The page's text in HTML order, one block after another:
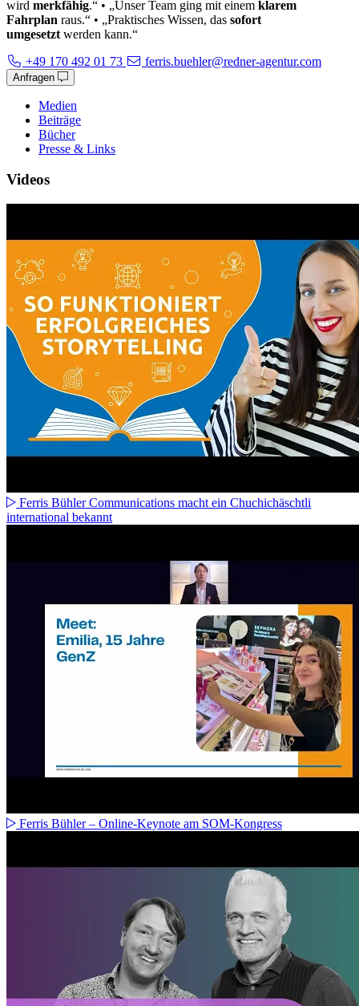
wird merkfähig.“ • „Unser Team ging mit einem klarem
Fahrplan raus.“ • „Praktisches Wissen, das sofort
umgesetzt werden kann.“
+49 170 492 01 73
ferris.buehler@redner-agentur.com
Anfragen
Medien
Beiträge
Bücher
Presse & Links
Videos
Ferris Bühler Communications macht ein Chuchichäschtli
international bekannt
Ferris Bühler – Online-Keynote am SOM-Kongress